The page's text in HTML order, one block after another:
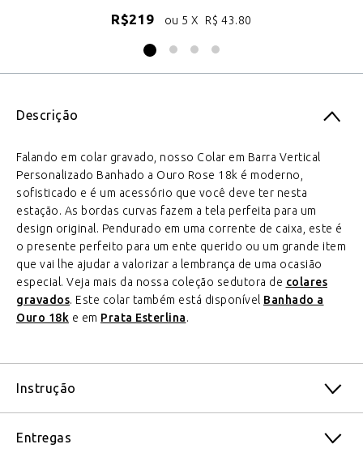
R$219 ou 5 X R$ 43.80
Descrição
Falando em colar gravado, nosso Colar em Barra Vertical
Personalizado Banhado a Ouro Rose 18k é moderno,
sofisticado e é um acessório que você deve ter nesta
estação. As bordas curvas fazem a tela perfeita para um
design original. Pendurado em uma corrente de caixa, este é
o presente perfeito para um ente querido ou um grande item
que vai lhe ajudar a valorizar a lembrança de uma ocasião
especial. Veja mais da nossa coleção sedutora de colares
gravados. Este colar também está disponível Banhado a
Ouro 18k e em Prata Esterlina.
Instrução
Entregas